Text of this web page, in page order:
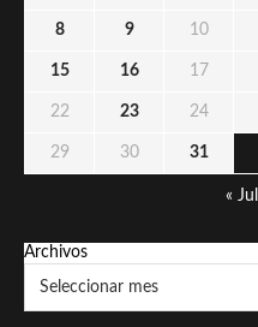
8 9 10
15 16 17
22 23 24
29 30 31
« Jul
Archivos